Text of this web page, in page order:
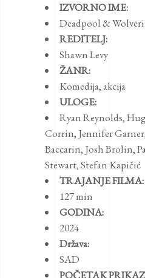
IZVORNO IME:
Deadpool &
REDITELJ:
Shawn Levy
ŽANR:
Komedija,akcija
ULOGE:
Ryan Reynolds,
Corrin, Jennifer Garner
Baccarin, Josh Brolin,
Stewart,Stefan Kapičić
TRAJANJE FILMA:
127 min
GODINA:
2024
Država:
SAD
POČETAK